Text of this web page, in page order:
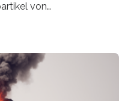
von
ist es einem
mit
Diamond-
Analyse zeigt, dass